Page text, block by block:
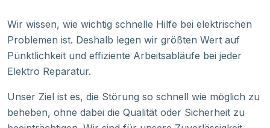
Wir wissen, wie wichtig schnelle Hilfe bei elektrischen
Problemen ist. Deshalb legen wir größten Wert auf
Pünktlichkeit und effiziente Arbeitsabläufe bei jeder
Elektro Reparatur.
Unser Ziel ist es, die Störung so schnell wie möglich zu
beheben, ohne dabei die Qualität oder Sicherheit zu